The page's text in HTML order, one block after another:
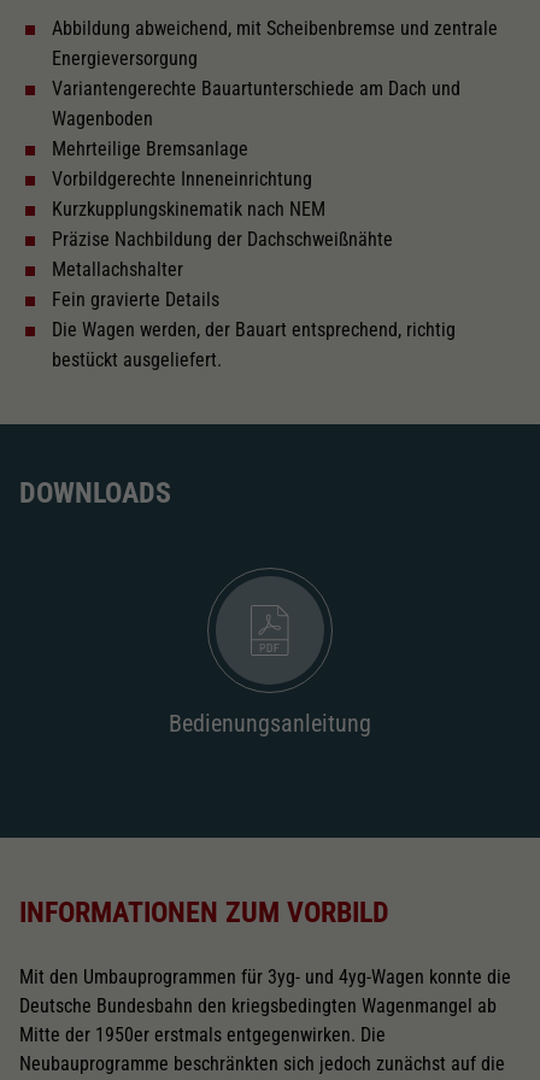
Innenbeleuchtung
Lötpunkte
Wechselstrom
303 Länger über Puffer in mm
Inneneinrichtung
Wechselstromschleifer
Abbildung abweichend, mit Scheibenbremse und zentrale
Energieversorgung
Variantengerechte Bauartunterschiede am Dach und
Wagenboden
Mehrteilige Bremsanlage
Vorbildgerechte Inneneinrichtung
Kurzkupplungskinematik nach NEM
Präzise Nachbildung der Dachschweißnähte
Metallachshalter
Fein gravierte Details
Die Wagen werden, der Bauart entsprechend, richtig
bestückt ausgeliefert.
DOWNLOADS
Bedienungsanleitung
INFORMATIONEN ZUM VORBILD
Mit den Umbauprogrammen für 3yg- und 4yg-Wagen konnte die
Deutsche Bundesbahn den kriegsbedingten Wagenmangel ab
Mitte der 1950er erstmals entgegenwirken. Die
Neubauprogramme beschränkten sich jedoch zunächst auf die